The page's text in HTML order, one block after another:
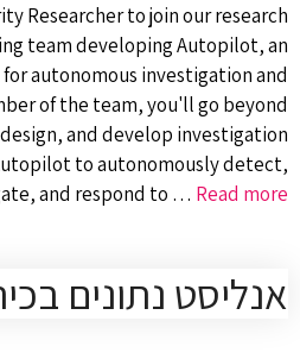
Researcher to join our research
team developing Autopilot, an
autonomous investigation and
of the team, you'll go beyond
and develop investigation
to autonomously detect,
and respond to … Read more
אנליסט נתונים